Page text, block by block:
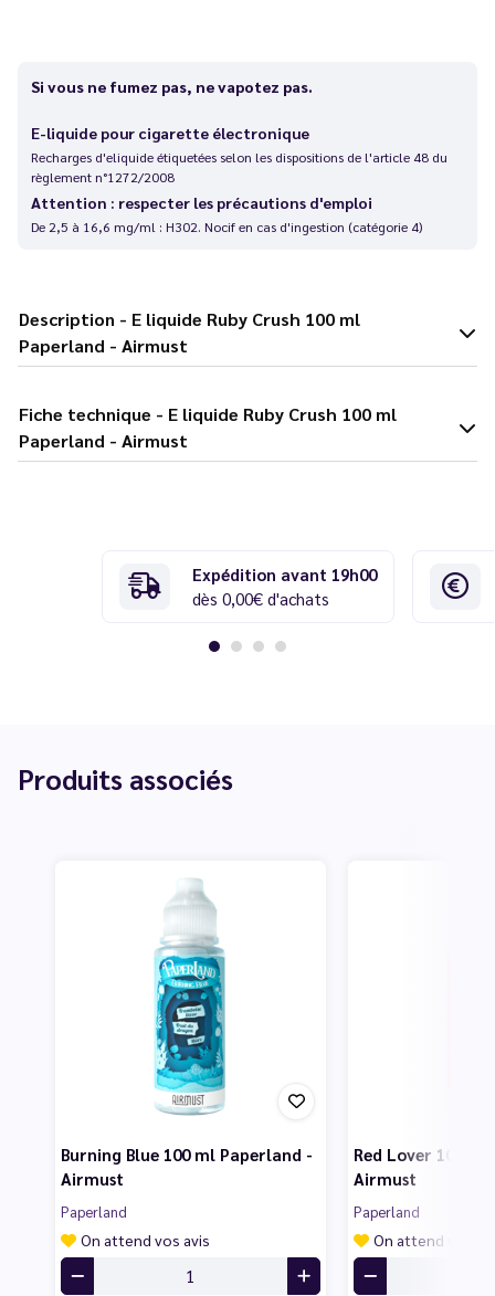
Si vous ne fumez pas, ne vapotez pas.
E-liquide pour cigarette électronique
Recharges d'eliquide étiquetées selon les dispositions de l'article 48 du
règlement n°1272/2008
Attention : respecter les précautions d'emploi
De 2,5 à 16,6 mg/ml : H302. Nocif en cas d'ingestion (catégorie 4)
Description - E liquide Ruby Crush 100 ml
Paperland - Airmust
Fiche technique - E liquide Ruby Crush 100 ml
Paperland - Airmust
Expédition avant 19h00
dès 0,00€ d'achats
Produits associés
Burning Blue 100 ml Paperland -
Airmust
Paperland
On attend vos avis
Red Lover 100
Airmust
Paperland
On attend vos